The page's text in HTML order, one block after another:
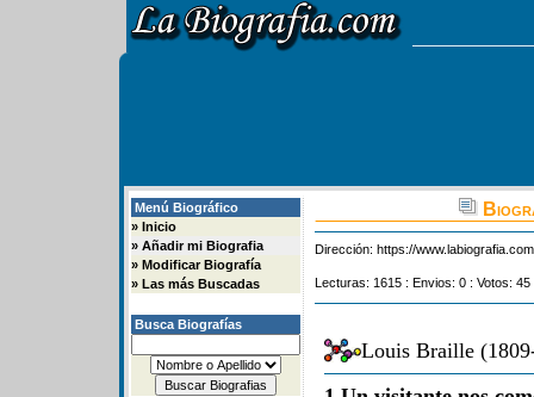
Menú Biográfico
» Inicio
» Añadir mi Biografia
» Modificar Biografía
» Las más Buscadas
Busca Biografías
Dirección: https://
Lecturas: 1615 : Envios: 0 : Votos:
Louis Braille